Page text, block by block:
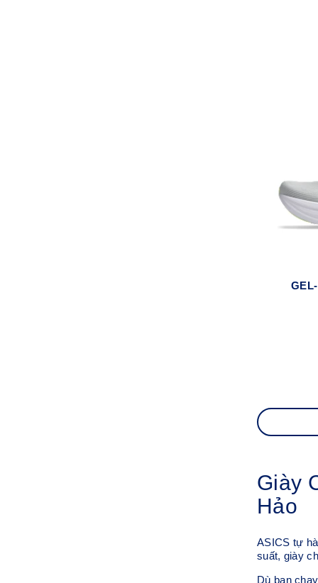
Giày
Hảo
ASICS tự
suất, giày
Dù bạn